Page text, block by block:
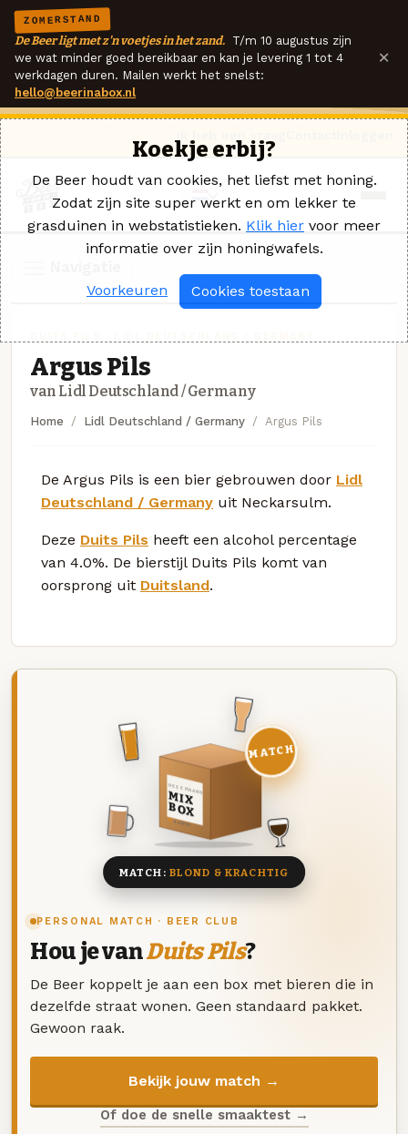
ZOMERSTAND
De Beer ligt met z'n voetjes in het zand. T/m 10 augustus zijn
we wat minder goed bereikbaar en kan je levering 1 tot 4
werkdagen duren. Mailen werkt het snelst:
hello@beerinabox.nl
×
Argus Pils
van Lidl Deutschland / Germany
Home Lidl Deutschland / Germany Argus Pils
De Argus Pils is een bier gebrouwen door Lidl
Deutschland / Germany uit Neckarsulm.
Deze Duits Pils heeft een alcohol percentage
van 4.0%. De bierstijl Duits Pils komt van
oorsprong uit Duitsland.
PERSONAL MATCH · BEER CLUB
Hou je vanDuits Pils?
De Beer koppelt je aan een box met bieren die in
dezelfde straat wonen. Geen standaard pakket.
Gewoon raak.
Bekijk jouw match →
Of doe de snelle smaaktest →
DEZE MAAND
MIX
BOX
8 BIEREN
MATCH
MATCH: BLOND & KRACHTIG
Koekje erbij?
De Beer houdt van cookies, het liefst met honing.
Zodat zijn site super werkt en om lekker te
grasduinen in webstatistieken. Klik hier voor meer
informatie over zijn honingwafels.
Voorkeuren Cookies toestaan